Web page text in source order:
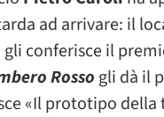
ad arrivare: il
gli conferisce il
Rosso gli dà il
«Il prototipo